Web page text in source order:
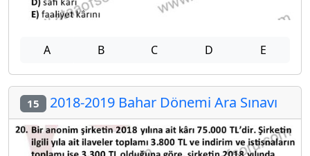
A B C D E
15 2018-2019 Bahar Dönemi Ara Sınavı